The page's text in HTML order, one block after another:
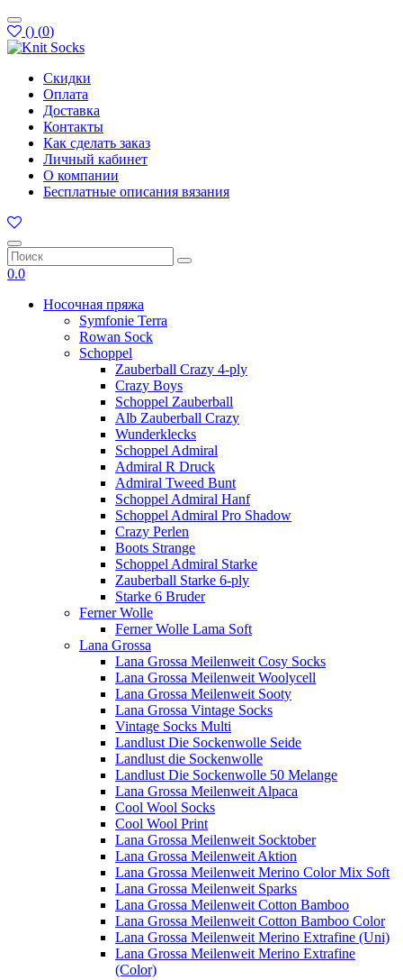
() (0)
Скидки
Оплата
Доставка
Контакты
Как сделать заказ
Личный кабинет
О компании
Бесплатные описания вязания
0.0
Носочная пряжа
Symfonie Terra
Rowan Sock
Schoppel
Zauberball Crazy 4-ply
Crazy Boys
Schoppel Zauberball
Alb Zauberball Crazy
Wunderklecks
Schoppel Admiral
Admiral R Druck
Admiral Tweed Bunt
Schoppel Admiral Hanf
Schoppel Admiral Pro Shadow
Crazy Perlen
Boots Strange
Schoppel Admiral Starke
Zauberball Starke 6-ply
Starke 6 Bruder
Ferner Wolle
Ferner Wolle Lama Soft
Lana Grossa
Lana Grossa Meilenweit Cosy Socks
Lana Grossa Meilenweit Woolycell
Lana Grossa Meilenweit Sooty
Lana Grossa Vintage Socks
Vintage Socks Multi
Landlust Die Sockenwolle Seide
Landlust die Sockenwolle
Landlust Die Sockenwolle 50 Melange
Lana Grossa Meilenweit Alpaca
Cool Wool Socks
Cool Wool Print
Lana Grossa Meilenweit Socktober
Lana Grossa Meilenweit Aktion
Lana Grossa Meilenweit Merino Color Mix Soft
Lana Grossa Meilenweit Sparks
Lana Grossa Meilenweit Cotton Bamboo
Lana Grossa Meilenweit Cotton Bamboo Color
Lana Grossa Meilenweit Merino Extrafine (Uni)
Lana Grossa Meilenweit Merino Extrafine
(Color)